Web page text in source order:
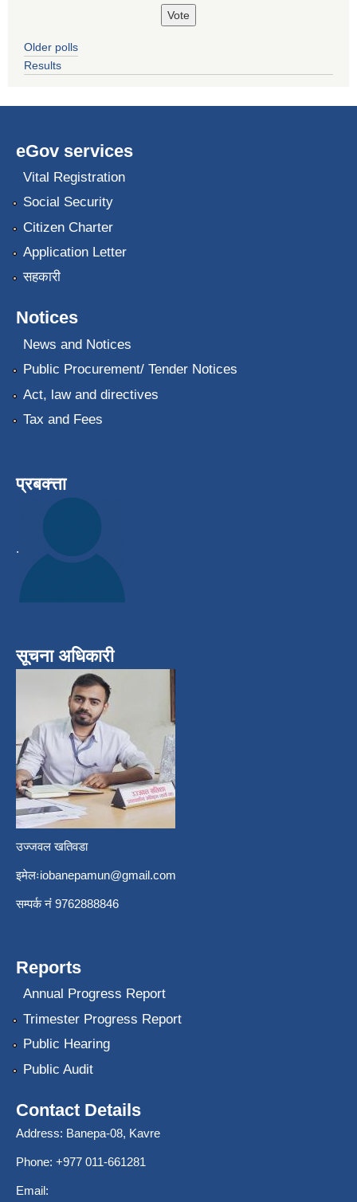
Older polls
Results
eGov services
Vital Registration
Social Security
Citizen Charter
Application Letter
सहकारी
Notices
News and Notices
Public Procurement/ Tender Notices
Act, law and directives
Tax and Fees
प्रबक्त्ता
.
सूचना अधिकारी
उज्जवल खतिवडा
इमेलःiobanepamun@gmail.com
सम्पर्क नंं 9762888846
Reports
Annual Progress Report
Trimester Progress Report
Public Hearing
Public Audit
Contact Details
Address: Banepa-08, Kavre
Phone: +977 011-661281
Email: